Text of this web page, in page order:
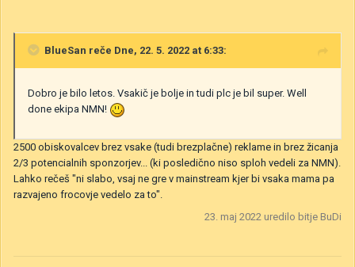
BlueSan reče Dne, 22. 5. 2022 at 6:33:
Dobro je bilo letos. Vsakič je bolje in tudi plc je bil super. Well
done ekipa NMN!
2500 obiskovalcev brez vsake (tudi brezplačne) reklame in brez žicanja
2/3 potencialnih sponzorjev... (ki posledično niso sploh vedeli za NMN).
Lahko rečeš "ni slabo, vsaj ne gre v mainstream kjer bi vsaka mama pa
razvajeno frocovje vedelo za to".
23. maj 2022 uredilo bitje BuDi